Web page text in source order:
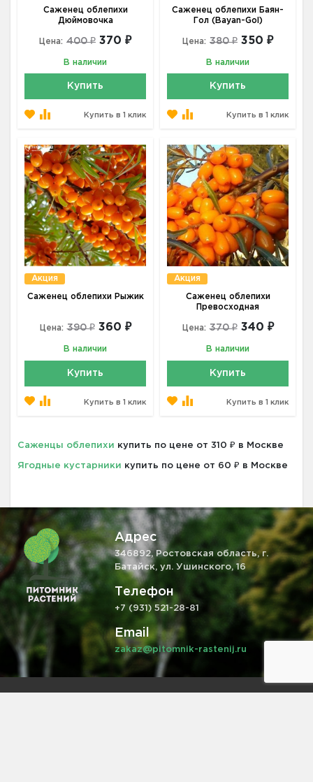
Саженец облепихи
Дюймовочка
Цена: 400 ₽ 370 ₽
В наличии
Купить
Купить в 1 клик
Саженец облепихи Баян-
Гол (Bayan-Gol)
Цена: 380 ₽ 350 ₽
В наличии
Купить
Купить в 1 клик
Акция
Саженец облепихи Рыжик
Цена: 390 ₽ 360 ₽
В наличии
Купить
Купить в 1 клик
Акция
Саженец облепихи
Превосходная
Цена: 370 ₽ 340 ₽
В наличии
Купить
Купить в 1 клик
Саженцы облепихи купить по цене от 310 ₽ в Москве
Ягодные кустарники купить по цене от 60 ₽ в Москве
Адрес
346892, Ростовская область, г.
Батайск, ул. Ушинского, 16
Телефон
+7 (931) 521-28-81
Email
zakaz@pitomnik-rastenij.ru